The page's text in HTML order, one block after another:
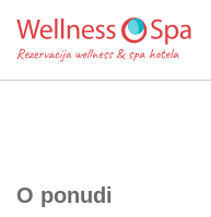
O ponudi